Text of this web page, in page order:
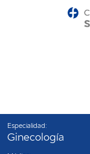
Especialidad:
Ginecología